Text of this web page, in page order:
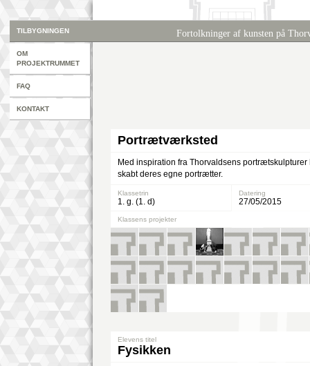
TILBYGNINGEN
OM
PROJEKTRUMMET
FAQ
KONTAKT
Fortolkninger af kunsten på
Portrætværksted
Med inspiration fra Thorvaldsens portrætskulpturer
skabt deres egne portrætter.
Klassetrin
1. g. (1. d)
Datering
27/05/2015
Klassens projekter
Elevens titel
Fysikken